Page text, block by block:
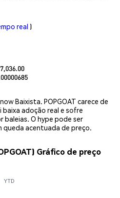
real )
Baixista. POPGOAT carece de
adoção real e sofre
baleias. O hype pode ser
acentuada de preço.
Gráfico de preço
YTD